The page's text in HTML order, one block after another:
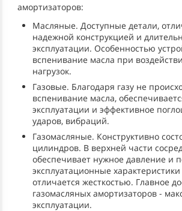
амортизаторов:
Масляные. Доступные детали,
надежной конструкцией и
эксплуатации. Особенностью
вспенивание масла при
нагрузок.
Газовые. Благодаря газу не
вспенивание масла,
эксплуатации и эффективное
ударов, вибраций.
Газомасляные. Конструктивно
цилиндров. В верхней части
обеспечивает нужное давление и
эксплуатационные характеристики
отличается жесткостью. Главное
газомасляных амортизаторов -
эксплуатации.